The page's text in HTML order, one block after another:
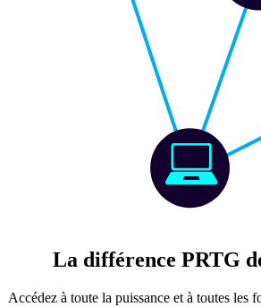
La différence PRTG
Accédez à toute la puissance et à toutes les